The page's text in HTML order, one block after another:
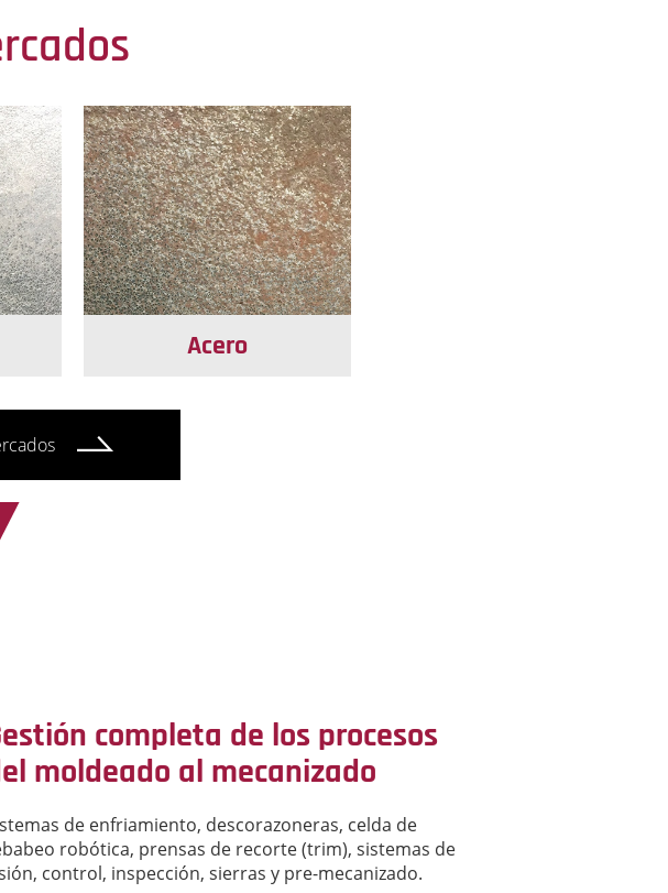
Acero
completa de los procesos
moldeado al mecanizado
de enfriamiento, descorazoneras, celda de
robótica, prensas de recorte (trim), sistemas de
control, inspección, sierras y pre-mecanizado.